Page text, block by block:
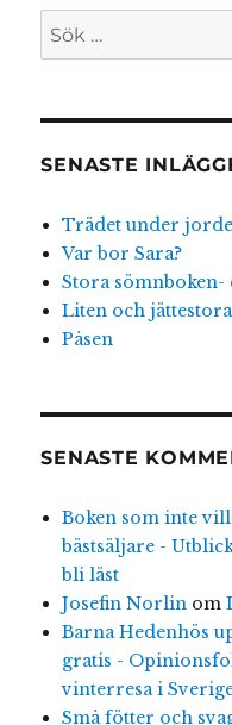
Sök
SENASTE
Trädet under
Var bor Sara?
Stora
Liten och
Påsen
SENASTE
Boken som inte
bästsäljare -
bli läst
Josefin Norlinom
Barna Hedenhös
gratis -
vinterresa i
Små fötter och